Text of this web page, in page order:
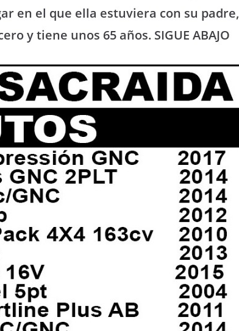
en el que ella estuviera con su padre,
y tiene unos 65 años. SIGUE ABAJO